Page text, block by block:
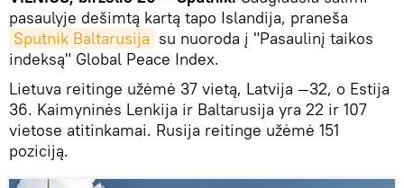
pasaulyje dešimtą kartą tapo Islandija, praneša
Sputnik Baltarusija su nuoroda į "Pasaulinį taikos
indeksą" Global Peace Index.
Lietuva reitinge užėmė 37 vietą, Latvija —32, o Estija
36. Kaimyninės Lenkija ir Baltarusija yra 22 ir 107
vietose atitinkamai. Rusija reitinge užėmė 151
poziciją.